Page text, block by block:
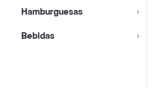
Hamburguesas
Bebidas